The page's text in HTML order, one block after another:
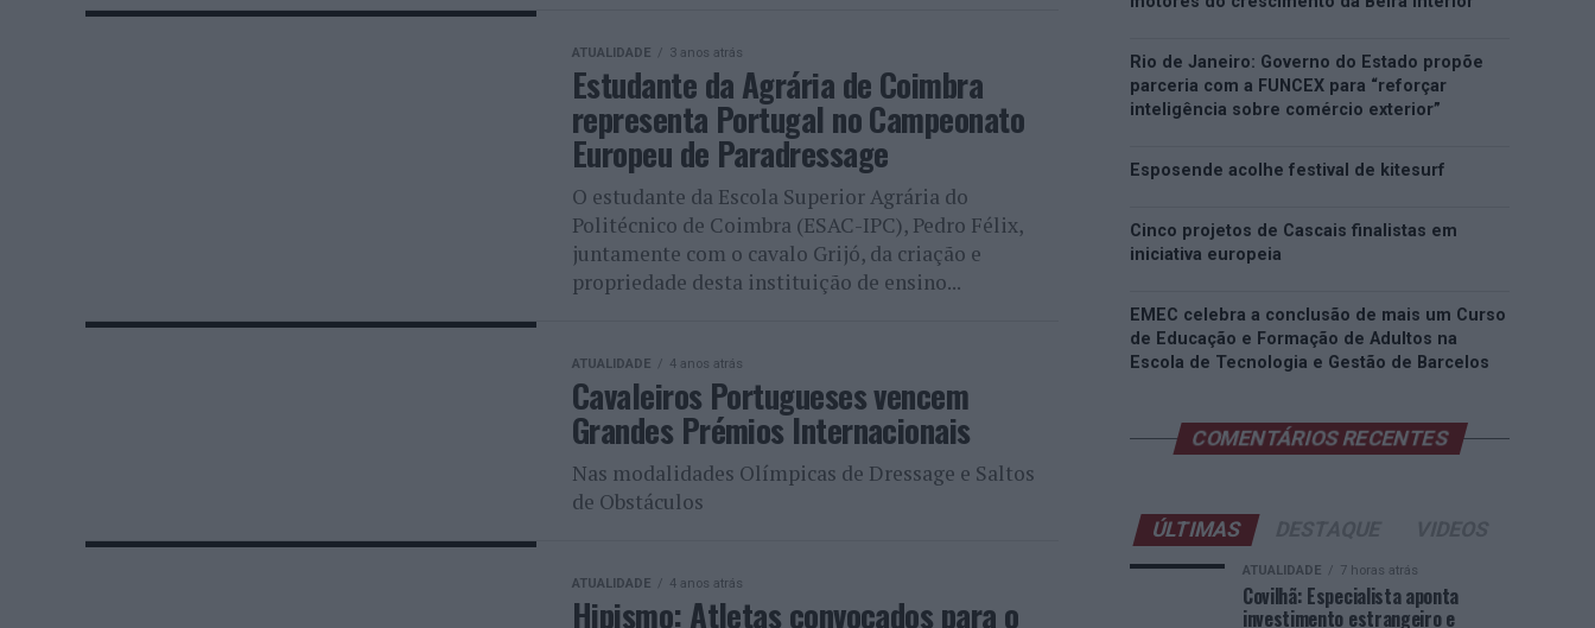
ATUALIDADE 3 anos atrás
Estudante da Agrária de Coimbra
representa Portugal no Campeonato
Europeu de Paradressage
O estudante da Escola Superior Agrária do
Politécnico de Coimbra (ESAC-IPC), Pedro Félix,
juntamente com o cavalo Grijó, da criação e
propriedade desta instituição de ensino...
ATUALIDADE 4 anos atrás
Cavaleiros Portugueses vencem
Grandes Prémios Internacionais
Nas modalidades Olímpicas de Dressage e Saltos
de Obstáculos
ATUALIDADE 4 anos atrás
Hipismo: Atletas convocados para o
Rio de Janeiro: Governo do Estado propõe
parceria com a FUNCEX para “reforçar
inteligência sobre comércio exterior”
Esposende acolhe festival de kitesurf
Cinco projetos de Cascais finalistas em
iniciativa europeia
EMEC celebra a conclusão de mais um Curso
de Educação e Formação de Adultos na
Escola de Tecnologia e Gestão de Barcelos
COMENTÁRIOS RECENTES
ÚLTIMAS
ATUALIDADE 7 horas atrás
Covilhã: Especialista aponta
investimento estrangeiro e